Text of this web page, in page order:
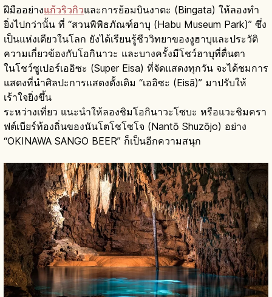
ฝีมืออย่างแก้วริวกิวและการย้อมบินงาตะ (Bingata) ให้ลองทำ
ยิ่งไปกว่านั้น ที่ “สวนพิพิธภัณฑ์ฮาบุ (Habu Museum Park)” ซึ่ง
เป็นแห่งเดียวในโลก ยังได้เรียนรู้ชีววิทยาของงูฮาบุและประวัติ
ความเกี่ยวข้องกับโอกินาวะ และบางครั้งมีโชว์ฮาบุที่ตื่นตา
ในโชว์ซูเปอร์เออิซะ (Super Eisa) ที่จัดแสดงทุกวัน จะได้ชมการ
แสดงที่นำศิลปะการแสดงดั้งเดิม “เออิซะ (Eisā)” มาปรับให้
เร้าใจยิ่งขึ้น
ระหว่างเที่ยว แนะนำให้ลองชิมโอกินาวะโซบะ หรือแวะชิมครา
ฟต์เบียร์ท้องถิ่นของนันโตโชโซโจ (Nantō Shuzōjo) อย่าง
“OKINAWA SANGO BEER” ก็เป็นอีกความสนุก